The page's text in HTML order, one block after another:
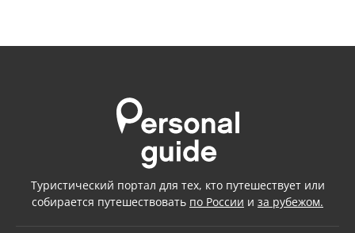
Туристический портал для тех, кто путешествует или
собирается путешествовать по России и за рубежом.